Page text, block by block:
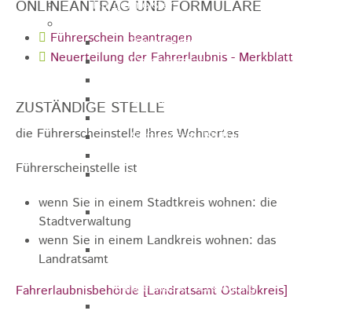
Bürgermeister
Bauausschuss
Gemeinderat
Ortschaftsrat
Aufsichtsrat Wohnbau GmbH
Stiftungsrat "Stiftung Heubach"
Verbandsversammlung der VG
Rosenstein
Verbandsversammlung des
Abwasserzweckverband Lauter-Rems
Verbandsversammlung des
Landeswasserversorgung
ONLINEANTRAG UND FORMULARE
Führerschein beantragen
Neuerteilung der Fahrerlaubnis - Merkblatt
ZUSTÄNDIGE STELLE
die Führerscheinstelle Ihres Wohnortes
Führerscheinstelle ist
wenn Sie in einem Stadtkreis wohnen: die
Stadtverwaltung
wenn Sie in einem Landkreis wohnen: das
Landratsamt
Fahrerlaubnisbehörde [Landratsamt Ostalbkreis]